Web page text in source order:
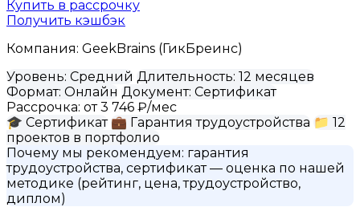
Купить в рассрочку
Получить кэшбэк
Компания: GeekBrains (ГикБреинс)
Уровень: Средний Длительность: 12 месяцев
Формат: Онлайн Документ: Сертификат
Рассрочка: от 3 746 ₽/мес
🎓 Сертификат 💼 Гарантия трудоустройства 📁 12
проектов в портфолио
Почему мы рекомендуем: гарантия
трудоустройства, сертификат— оценка по нашей
методике (рейтинг, цена, трудоустройство,
диплом)